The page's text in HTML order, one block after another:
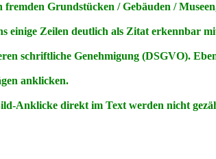
fremden Grundstücken / Gebäuden /
einige Zeilen deutlich als Zitat erkennbar
schriftliche Genehmigung (DSGVO).
anklicken.
Anklicke direkt im Text werden nicht